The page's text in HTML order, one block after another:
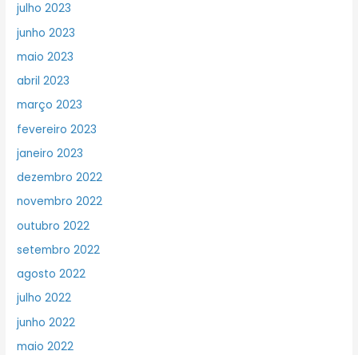
julho 2023
junho 2023
maio 2023
abril 2023
março 2023
fevereiro 2023
janeiro 2023
dezembro 2022
novembro 2022
outubro 2022
setembro 2022
agosto 2022
julho 2022
junho 2022
maio 2022